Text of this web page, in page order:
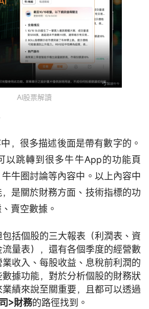
AI股票解讀
，很多描述後面是帶有數字的。
以跳轉到很多牛牛App的功能頁
牛圈討論等內容中。以上內容中
是關於財務方面、技術指標的功
賣空數據。
包括個股的三大報表（利潤表、資
量表），還有各個季度的經營數
收入、每股收益、息稅前利潤的
據功能，對於分析個股的財務狀
績來說至關重要，且都可以透過
>財務的路徑找到。